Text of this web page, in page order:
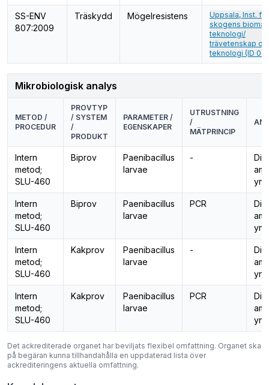
SS-ENV
807:2009
Träskydd Mögelresistens
Uppsala, Inst. för
skogens
teknologi/
trävetenskap o
teknologi (ID
Mikrobiologisk analys
METOD /
PROCEDUR
PROVTYP
/ SYSTEM
/
PRODUKT
PARAMETER /
EGENSKAPER
UTRUSTNING
/
MÄTPRINCIP
Intern
metod;
SLU-460
Biprov
Paenibacillus
larvae
-
Intern
metod;
SLU-460
Biprov
Paenibacillus
larvae
PCR
Intern
metod;
SLU-460
Kakprov
Paenibacillus
larvae
-
Intern
metod;
SLU-460
Kakprov
Paenibacillus
larvae
PCR
Det ackrediterade organet har beviljats flexibel omfattning. Organet ska
på begäran kunna tillhandahålla en uppdaterad lista över
ackrediteringens aktuella omfattning.